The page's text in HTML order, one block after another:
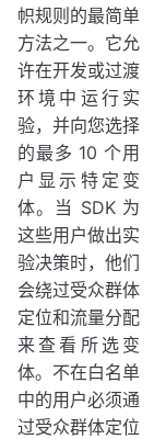
帜规则的最简单
方法之一。它允
许在开发或过渡
环境中运行实
验，并向您选择
的最多 10 个用
户显示特定变
体。当 SDK 为
这些用户做出实
验决策时，他们
会绕过受众群体
定位和流量分配
来查看所选变
体。不在白名单
中的用户必须通
过受众群体定位